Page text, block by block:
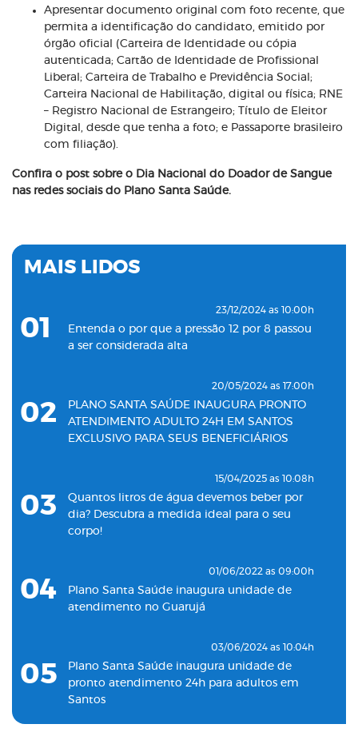
Apresentar documento original com foto recente, que
permita a identificação do candidato, emitido por
órgão oficial (Carteira de Identidade ou cópia
autenticada; Cartão de Identidade de Profissional
Liberal; Carteira de Trabalho e Previdência Social;
Carteira Nacional de Habilitação, digital ou física; RNE
– Registro Nacional de Estrangeiro; Título de Eleitor
Digital, desde que tenha a foto; e Passaporte brasileiro
com filiação).
Confira o post sobre o Dia Nacional do Doador de Sangue
nas redes sociais do Plano Santa Saúde.
MAIS LIDOS
01
23/12/2024 as 10:00h
Entenda o por que a pressão 12 por 8 passou
a ser considerada alta
02
20/05/2024 as 17:00h
PLANO SANTA SAÚDE INAUGURA PRONTO
ATENDIMENTO ADULTO 24H EM SANTOS
EXCLUSIVO PARA SEUS BENEFICIÁRIOS
03
15/04/2025 as 10:08h
Quantos litros de água devemos beber por
dia? Descubra a medida ideal para o seu
corpo!
04
01/06/2022 as 09:00h
Plano Santa Saúde inaugura unidade de
atendimento no Guarujá
05
03/06/2024 as 10:04h
Plano Santa Saúde inaugura unidade de
pronto atendimento 24h para adultos em
Santos